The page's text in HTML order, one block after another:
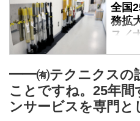
全国
務拡
ス／
取
オン
ーモ
トト
━━㈲テクニクスの
ことですね。25年
ンサービスを専門と